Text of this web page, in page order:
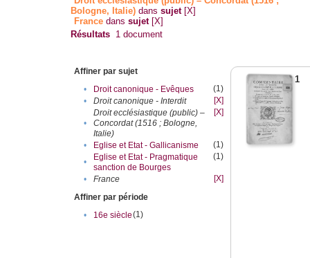
Bologne, Italie) danssujet [X]
France danssujet [X]
Résultats 1 document
Affiner par sujet
•
Droit canonique - Evêques
(1)
•
Droit canonique - Interdit [X]
•
Droit ecclésiastique (public) –
Concordat (1516 ; Bologne,
Italie)
[X]
• Eglise et Etat - Gallicanisme
(1)
•
Eglise et Etat - Pragmatique
sanction de Bourges
(1)
• France
[X]
Affiner par période
•
16e siècle(1)
1